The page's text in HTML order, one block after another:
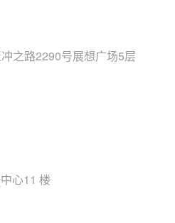
之路2290号展想广场5层
心11 楼